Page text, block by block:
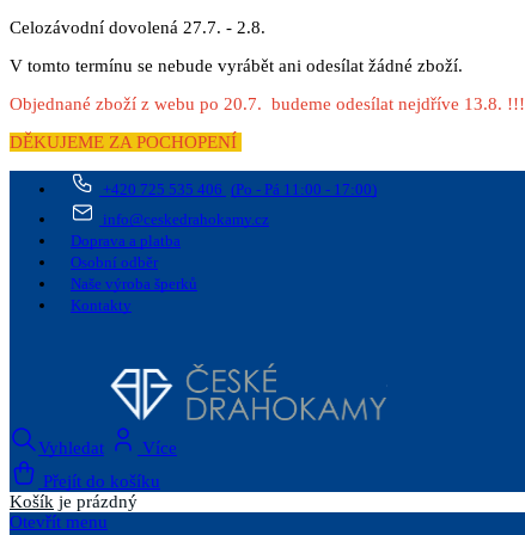
Celozávodní dovolená 27.7. - 2.8.
V tomto termínu se nebude vyrábět ani odesílat žádné zboží.
Objednané zboží z webu po 20.7. budeme odesílat nejdříve 13.8. !!!
DĚKUJEME ZA POCHOPENÍ
+420 725 535 406 (Po - Pá 11:00 - 17:00)
info@ceskedrahokamy.cz
Doprava a platba
Osobní odběr
Naše výroba šperků
Kontakty
Vyhledat
Více
Přejít do košíku
Košík je prázdný
Otevřít menu